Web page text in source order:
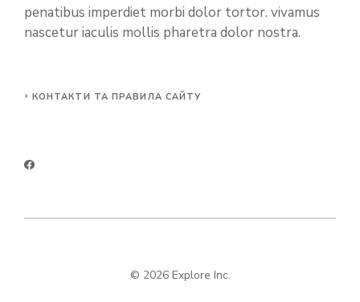
penatibus imperdiet morbi dolor tortor. vivamus
nascetur iaculis mollis pharetra dolor nostra.
КОНТАКТИ ТА ПРАВИЛА САЙТУ
© 2026 Explore Inc.